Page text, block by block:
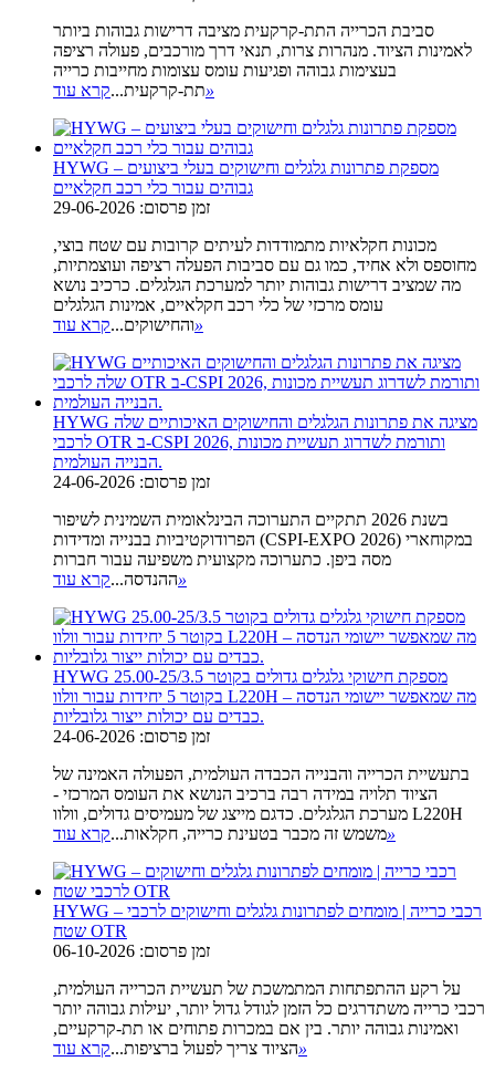
סביבת הכרייה התת-קרקעית מציבה דרישות גבוהות ביותר
לאמינות הציוד. מנהרות צרות, תנאי דרך מורכבים, פעולה רציפה
בעצימות גבוהה ופגיעות עומס עצומות מחייבות כרייה
תת-קרקעית...קרא עוד »
HYWG – מספקת פתרונות גלגלים וחישוקים בעלי ביצועים
גבוהים עבור כלי רכב חקלאיים
זמן פרסום: 29-06-2026
מכונות חקלאיות מתמודדות לעיתים קרובות עם שטח בוצי,
מחוספס ולא אחיד, כמו גם עם סביבות הפעלה רציפה ועוצמתיות,
מה שמציב דרישות גבוהות יותר למערכת הגלגלים. כרכיב נושא
עומס מרכזי של כלי רכב חקלאיים, אמינות הגלגלים
והחישוקים...קרא עוד »
HYWG מציגה את פתרונות הגלגלים והחישוקים האיכותיים שלה
לרכבי OTR ב-CSPI 2026, ותורמת לשדרוג תעשיית מכונות
הבנייה העולמית.
זמן פרסום: 24-06-2026
בשנת 2026 תתקיים התערוכה הבינלאומית השמינית לשיפור
הפרודוקטיביות בבנייה ומדידות (CSPI-EXPO 2026) במקוחארי
מסה ביפן. כתערוכה מקצועית משפיעה עבור חברות
ההנדסה...קרא עוד »
HYWG מספקת חישוקי גלגלים גדולים בקוטר 25.00-25/3.5
בקוטר 5 יחידות עבור וולוו L220H – מה שמאפשר יישומי הנדסה
כבדים עם יכולות ייצור גלובליות.
זמן פרסום: 24-06-2026
בתעשיית הכרייה והבנייה הכבדה העולמית, הפעולה האמינה של
הציוד תלויה במידה רבה ברכיב הנושא את העומס המרכזי -
מערכת הגלגלים. כדגם מייצג של מעמיסים גדולים, וולוו L220H
משמש זה מכבר בטעינת כרייה, חקלאות...קרא עוד »
HYWG – רכבי כרייה | מומחים לפתרונות גלגלים וחישוקים לרכבי
שטח OTR
זמן פרסום: 06-10-2026
על רקע ההתפתחות המתמשכת של תעשיית הכרייה העולמית,
רכבי כרייה משתדרגים כל הזמן לגודל גדול יותר, יעילות גבוהה יותר
ואמינות גבוהה יותר. בין אם במכרות פתוחים או תת-קרקעיים,
הציוד צריך לפעול ברציפות...קרא עוד »